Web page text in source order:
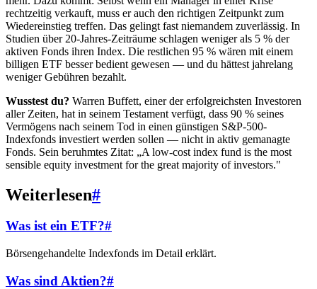
rechtzeitig verkauft, muss er auch den richtigen Zeitpunkt zum
Wiedereinstieg treffen. Das gelingt fast niemandem zuverlässig. In
Studien über 20-Jahres-Zeiträume schlagen weniger als 5 % der
aktiven Fonds ihren Index. Die restlichen 95 % wären mit einem
billigen ETF besser bedient gewesen — und du hättest jahrelang
weniger Gebühren bezahlt.
Wusstest du? Warren Buffett, einer der erfolgreichsten Investoren
aller Zeiten, hat in seinem Testament verfügt, dass 90 % seines
Vermögens nach seinem Tod in einen günstigen S&P-500-
Indexfonds investiert werden sollen — nicht in aktiv gemanagte
Fonds. Sein beruhmtes Zitat: „A low-cost index fund is the most
sensible equity investment for the great majority of investors."
Weiterlesen#
Was ist ein ETF?#
Börsengehandelte Indexfonds im Detail erklärt.
Was sind Aktien?#